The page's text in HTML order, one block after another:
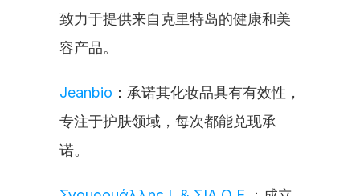
致力于提供来自克里特岛的健康和美
容产品。
Jeanbio ：承诺其化妆品具有有效性，
专注于护肤领域，每次都能兑现承
诺。